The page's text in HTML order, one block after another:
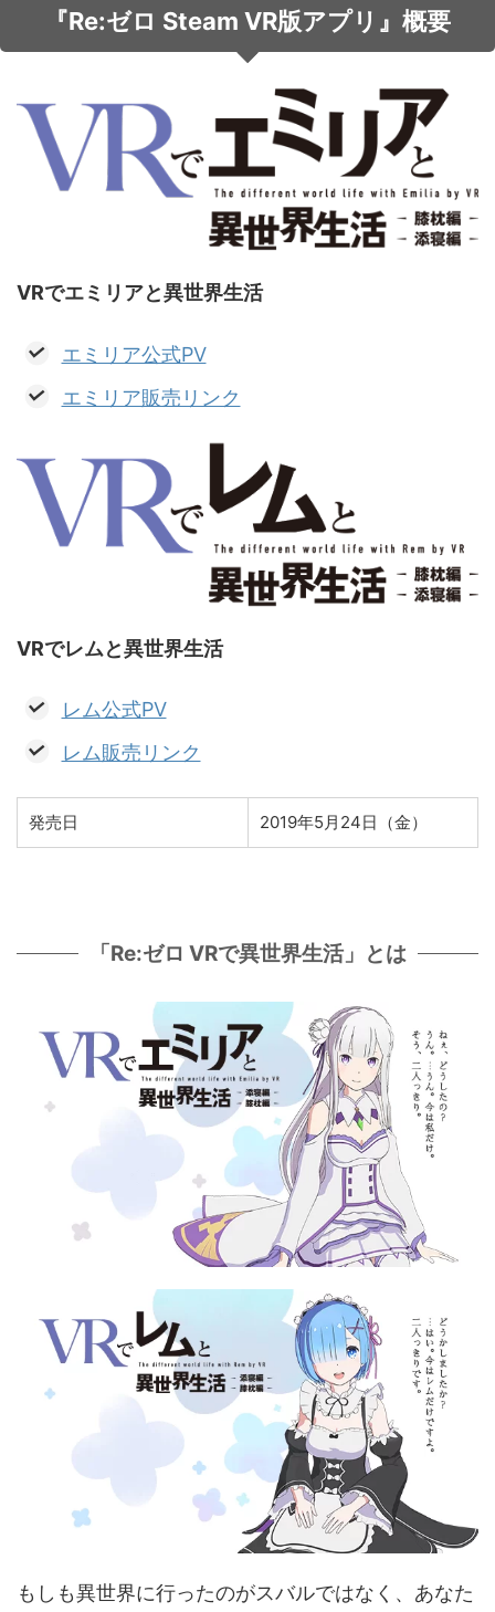
『Re:ゼロ Steam VR版アプリ』概要
VRでエミリアと異世界生活
エミリア公式PV
エミリア販売リンク
VRでレムと異世界生活
レム公式PV
レム販売リンク
発売日 2019年5月24日（金）
「Re:ゼロ VRで異世界生活」とは
もしも異世界に行ったのがスバルではなく、あなた